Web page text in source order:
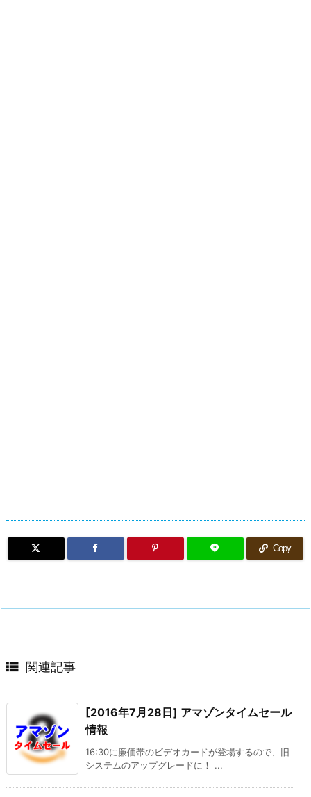
Copy
 関連記事
[2016年7月28日] アマゾンタイムセール
情報
16:30に廉価帯のビデオカードが登場するので、旧
システムのアップグレードに！ ...